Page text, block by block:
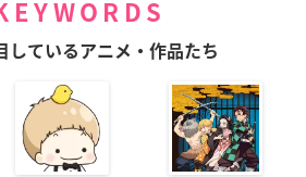
しているアニメ・作品たち